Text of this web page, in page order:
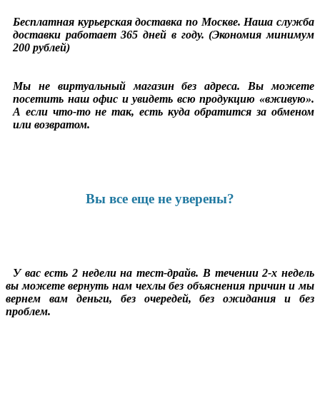
Бесплатная курьерская доставка по Москве. Наша служба
доставки работает 365 дней в году. (Экономия минимум
200 рублей)
Мы не виртуальный магазин без адреса. Вы можете
посетить наш офис и увидеть всю продукцию «вживую».
А если что-то не так, есть куда обратится за обменом
или возвратом.
Вы все еще не уверены?
У вас есть 2 недели на тест-драйв. В течении 2-х недель
вы можете вернуть нам чехлы без объяснения причин и мы
вернем вам деньги, без очередей, без ожидания и без
проблем.